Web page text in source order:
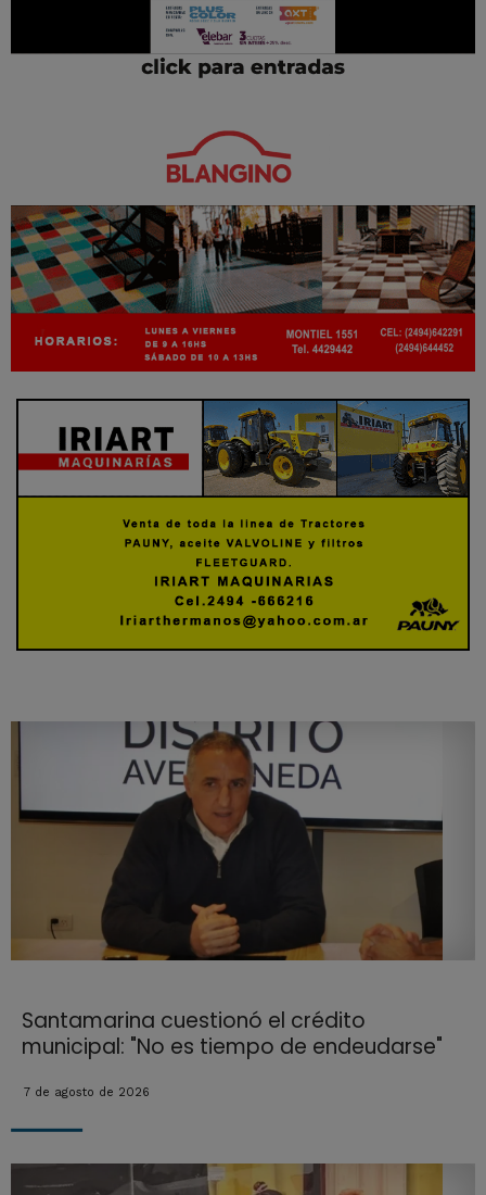
Santamarina cuestionó el crédito
municipal: "No es tiempo de endeudarse"
7 de agosto de 2026